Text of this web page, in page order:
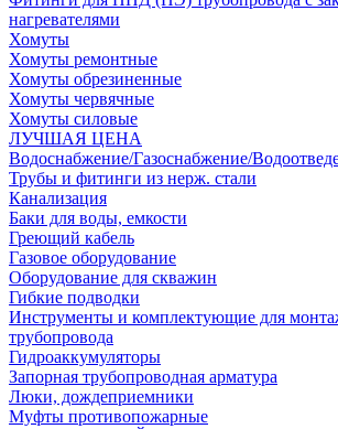
нагревателями
Хомуты
Хомуты ремонтные
Хомуты обрезиненные
Хомуты червячные
Хомуты силовые
ЛУЧШАЯ ЦЕНА
Водоснабжение/Газоснабжение/
Трубы и фитинги из нерж. стали
Канализация
Баки для воды, емкости
Греющий кабель
Газовое оборудование
Оборудование для скважин
Гибкие подводки
Инструменты и комплектующие для
трубопровода
Гидроаккумуляторы
Запорная трубопроводная арматура
Люки, дождеприемники
Муфты противопожарные